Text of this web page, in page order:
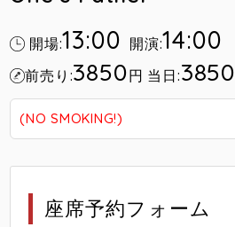
開場:13:00 開演:14:00
前売り:3850円 当日:3850
(NO SMOKING!)
座席予約フォーム